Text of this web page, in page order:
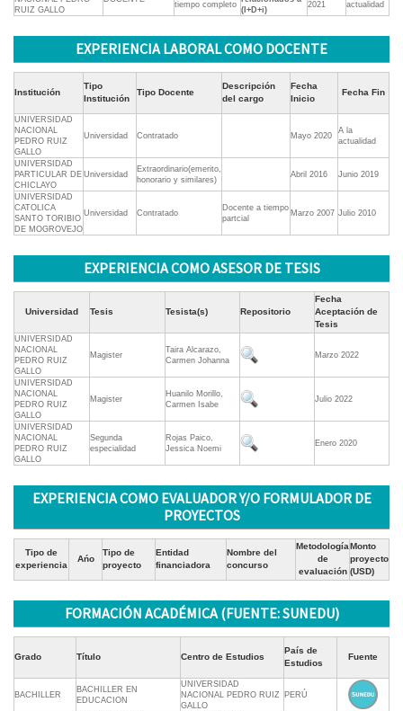
RUIZ GALLO
tiempo completo
(I+D+i)
2021
actualidad
EXPERIENCIA LABORAL COMO DOCENTE
Institución
Tipo
Institución
Tipo Docente
Descripción
del cargo
Fecha
Inicio
Fecha Fin
UNIVERSIDAD
NACIONAL
PEDRO RUIZ
GALLO
Universidad Contratado Mayo 2020
A la
actualidad
UNIVERSIDAD
PARTICULAR DE
CHICLAYO
Universidad
Extraordinario(emerito,
honorario y similares)
Abril 2016 Junio 2019
UNIVERSIDAD
CATOLICA
SANTO TORIBIO
DE MOGROVEJO
Universidad Contratado
Docente a tiempo
partcial
Marzo 2007 Julio 2010
EXPERIENCIA COMO ASESOR DE TESIS
Universidad Tesis Tesista(s) Repositorio
Fecha
Aceptación de
Tesis
UNIVERSIDAD
NACIONAL
PEDRO RUIZ
GALLO
Magister
Taira Alcarazo,
Carmen Johanna
Marzo 2022
UNIVERSIDAD
NACIONAL
PEDRO RUIZ
GALLO
Magister
Huanilo Morillo,
Carmen Isabe
Julio 2022
UNIVERSIDAD
NACIONAL
PEDRO RUIZ
GALLO
Segunda
especialidad
Rojas Paico,
Jessica Noemi
Enero 2020
EXPERIENCIA COMO EVALUADOR Y/O FORMULADOR DE
PROYECTOS
Tipo de
experiencia
Ańo
Tipo de
proyecto
Entidad
financiadora
Nombre del
concurso
Metodología
de
evaluación
Monto
proyecto
(USD)
FORMACIÓN ACADÉMICA (FUENTE: SUNEDU)
Grado Título Centro de Estudios
País de
Estudios
Fuente
BACHILLER
BACHILLER EN
EDUCACION
UNIVERSIDAD
NACIONAL PEDRO RUIZ
GALLO
PERÚ